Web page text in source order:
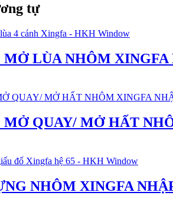
tự
MỞ LÙA NHÔM
MỞ QUAY/ MỞ HẤT
NHÔM XINGFA